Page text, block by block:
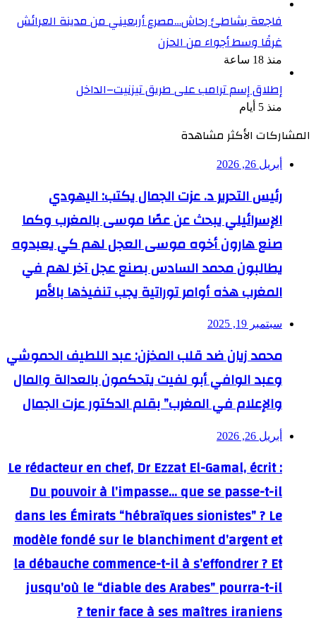
فاجعة بشاطئ رحاش…مصرع أربعيني من مدينة العرائش
غرقًا وسط أجواء من الحزن
منذ 18 ساعة
إطلاق إسم ترامب على طريق تيزنيت–الداخل
منذ 5 أيام
المشاركات الأكثر مشاهدة
أبريل 26, 2026
رئيس التحرير د. عزت الجمال يكتب: اليهودي
الإسرائيلي يبحث عن عصًا موسى بالمغرب وكما
صنع هارون أخوه موسى العجل لهم كي يعبدوه
يطالبون محمد السادس بصنع عجل آخر لهم في
المغرب هذه أوامر توراتية يجب تنفيذها بالأمر
سبتمبر 19, 2025
محمد زيان ضد قلب المخزن: عبد اللطيف الحموشي
وعبد الوافي أبو لفيت يتحكمون بالعدالة والمال
والإعلام في المغرب” بقلم الدكتور عزت الجمال
أبريل 26, 2026
Le rédacteur en chef, Dr Ezzat El-Gamal, écrit :
Du pouvoir à l’impasse… que se passe-t-il
dans les Émirats “hébraïques sionistes” ? Le
modèle fondé sur le blanchiment d’argent et
la débauche commence-t-il à s’effondrer ? Et
jusqu’où le “diable des Arabes” pourra-t-il
tenir face à ses maîtres iraniens ?